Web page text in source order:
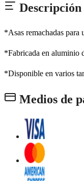
*Asas remachadas para
*Fabricada en aluminio
*Disponible en varios
Medios de